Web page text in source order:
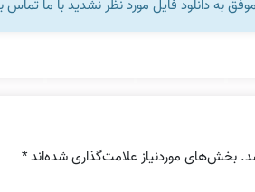
به دانلود فایل مورد نظر نشدید با ما تماس
بخش‌های موردنیاز علامت‌گذاری شده‌اند*